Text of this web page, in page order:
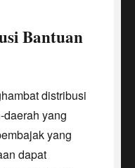
Bantuan
distribusi
yang
yang
dapat